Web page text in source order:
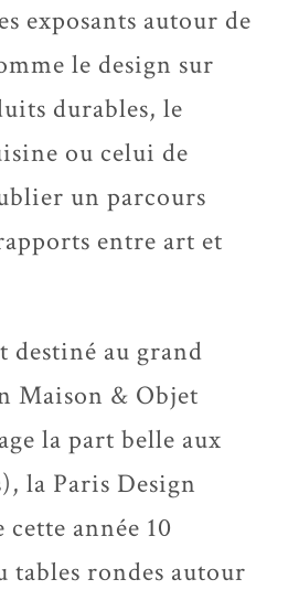
exposants autour de
le design sur
durables, le
ou celui de
un parcours
entre art et
destiné au grand
Maison & Objet
la part belle aux
la Paris Design
année 10
tables rondes autour